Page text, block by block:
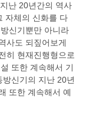
난 20년간의 역사
자체의 신화를 다
신기뿐만 아니라
사도 되짚어보게
히 현재진행형으로
또한 계속해서 기
신기의 지난 20년
또한 계속해서 예